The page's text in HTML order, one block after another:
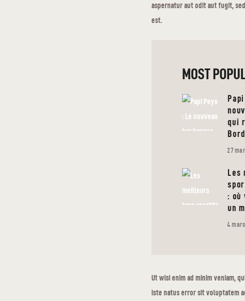
aspernatur aut odit aut fugit,
est.
MOST
qui
27
: où
un
4
Ut wisi enim ad minim veniam,
iste natus error sit voluptatem